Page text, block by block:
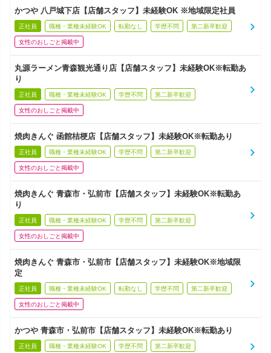
かつや 八戸城下店【店舗スタッフ】未経験OK ※地域限定社員
正社員 職種・業種未経験OK 転勤なし 学歴不問 第二新卒歓迎
女性のおしごと掲載中
丸源ラーメン青森観光通り店【店舗スタッフ】未経験OK※転勤あ
り
正社員 職種・業種未経験OK 学歴不問 第二新卒歓迎
女性のおしごと掲載中
焼肉きんぐ 函館桔梗店【店舗スタッフ】未経験OK※転勤あり
正社員 職種・業種未経験OK 学歴不問 第二新卒歓迎
女性のおしごと掲載中
焼肉きんぐ 青森市・弘前市【店舗スタッフ】未経験OK※転勤あ
り
正社員 職種・業種未経験OK 学歴不問 第二新卒歓迎
女性のおしごと掲載中
焼肉きんぐ 青森市・弘前市【店舗スタッフ】未経験OK※地域限
定
正社員 職種・業種未経験OK 転勤なし 学歴不問 第二新卒歓迎
女性のおしごと掲載中
かつや 青森市・弘前市【店舗スタッフ】未経験OK※転勤あり
正社員 職種・業種未経験OK 学歴不問 第二新卒歓迎